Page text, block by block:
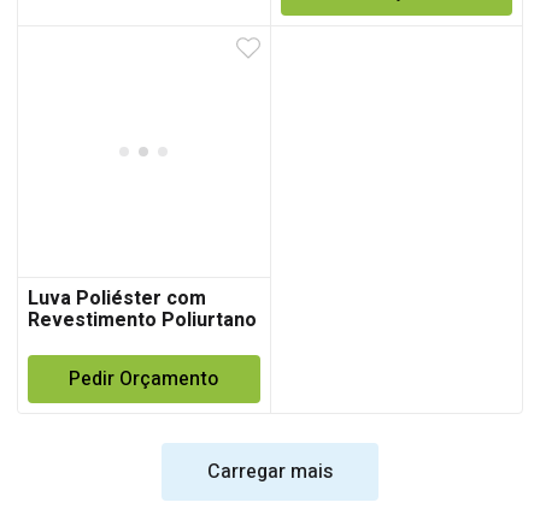
Luva Poliéster com
Revestimento Poliurtano
Pedir Orçamento
Carregar mais